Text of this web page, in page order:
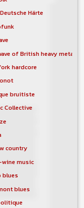
Härte
of British heavy metal
hardcore
bruitiste
Collective
country
music
blues
blues